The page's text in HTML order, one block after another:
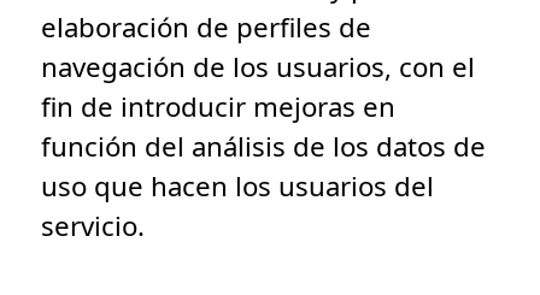
elaboración de perfiles de
navegación de los usuarios, con el
fin de introducir mejoras en
función del análisis de los datos de
uso que hacen los usuarios del
servicio.